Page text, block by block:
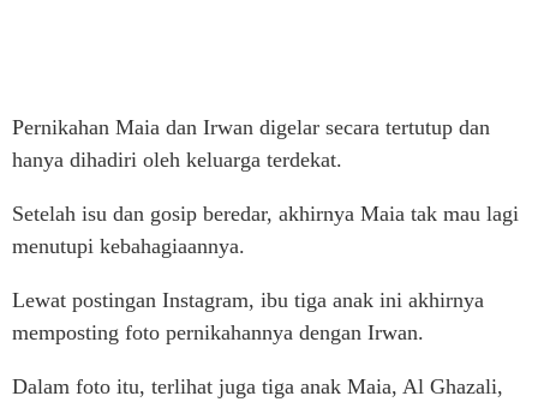
Pernikahan Maia dan Irwan digelar secara tertutup dan
hanya dihadiri oleh keluarga terdekat.
Setelah isu dan gosip beredar, akhirnya Maia tak mau lagi
menutupi kebahagiaannya.
Lewat postingan Instagram, ibu tiga anak ini akhirnya
memposting foto pernikahannya dengan Irwan.
Dalam foto itu, terlihat juga tiga anak Maia, Al Ghazali,